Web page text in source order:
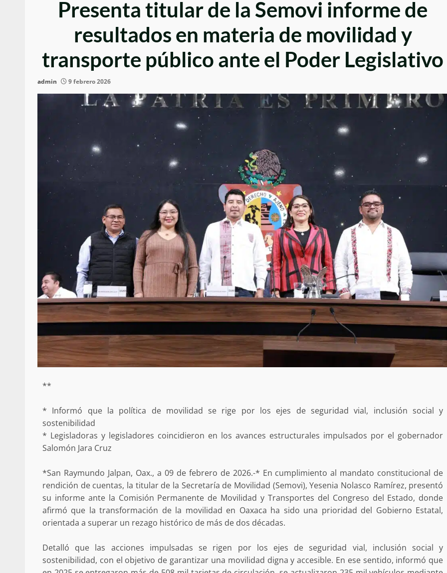
Presenta titular de la Semovi informe de
resultados en materia de movilidad y
transporte público ante el Poder Legislativo
admin 9 febrero 2026
**
* Informó que la política de movilidad se rige por los ejes de seguridad vial, inclusión social y
sostenibilidad
* Legisladoras y legisladores coincidieron en los avances estructurales impulsados por el gobernador
Salomón Jara Cruz
*San Raymundo Jalpan, Oax., a 09 de febrero de 2026.-* En cumplimiento al mandato constitucional de
rendición de cuentas, la titular de la Secretaría de Movilidad (Semovi), Yesenia Nolasco Ramírez, presentó
su informe ante la Comisión Permanente de Movilidad y Transportes del Congreso del Estado, donde
afirmó que la transformación de la movilidad en Oaxaca ha sido una prioridad del Gobierno Estatal,
orientada a superar un rezago histórico de más de dos décadas.
Detalló que las acciones impulsadas se rigen por los ejes de seguridad vial, inclusión social y
sostenibilidad, con el objetivo de garantizar una movilidad digna y accesible. En ese sentido, informó que
destacadas
10 marzo 2026
Jesús Romero
7 agosto 2026